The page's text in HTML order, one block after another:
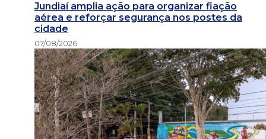
Jundiaí amplia ação para organizar fiação
aérea e reforçar segurança nos postes da
cidade
07/08/2026